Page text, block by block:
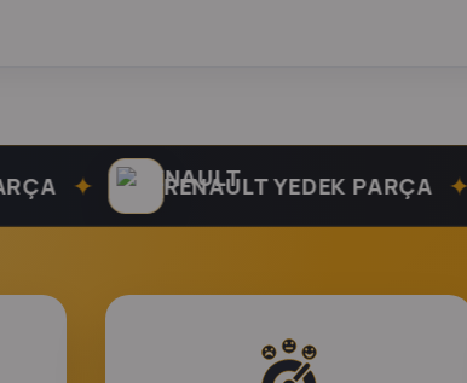
✦ RENAULT YEDEK PARÇA ✦